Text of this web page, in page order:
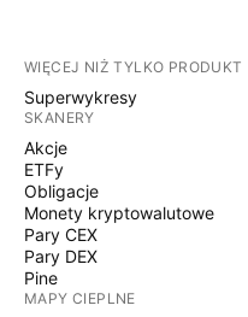
WIĘCEJ NIŻ TYLKO PRODUKT
Superwykresy
SKANERY
Akcje
ETFy
Obligacje
Monety kryptowalutowe
Pary CEX
Pary DEX
Pine
MAPY CIEPLNE